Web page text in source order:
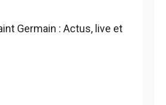
Germain : Actus, live et